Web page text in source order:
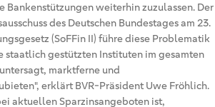
weiterhin zuzulassen. Der
des Deutschen Bundestages am 23.
(SoFFin II) führe diese Problematik
staatlich gestützten Instituten im gesamten
marktferne und
erklärt BVR-Präsident Uwe Fröhlich.
aktuellen Sparzinsangeboten ist,